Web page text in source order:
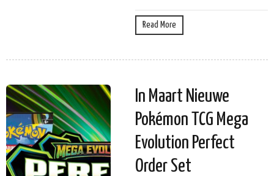
Read More
In Maart Nieuwe
Pokémon TCG Mega
Evolution Perfect
Order Set